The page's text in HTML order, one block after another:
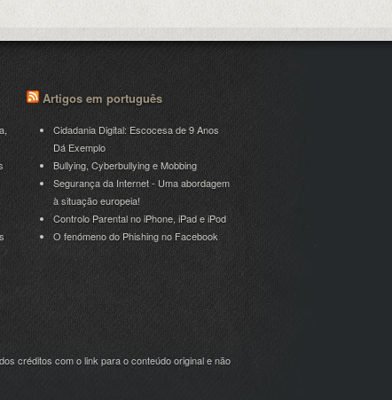
Artigos em português
Cidadania Digital: Escocesa de 9 Anos
Dá Exemplo
Bullying, Cyberbullying e Mobbing
Segurança da Internet - Uma abordagem
à situação europeia!
Controlo Parental no iPhone, iPad e iPod
O fenómeno do Phishing no Facebook
créditos com o link para o conteúdo original e não